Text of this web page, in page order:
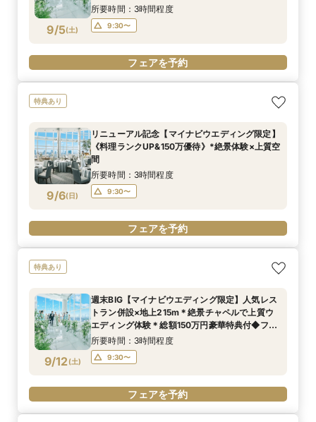
9/5(土)
ア
所要時間：3時間程度
9:30〜
フェアを予約
特典あり
9/6(日)
リニューアル記念【マイナビウエディング限定】
《料理ランクUP&150万優待》*絶景体験×上質空
間
所要時間：3時間程度
9:30〜
フェアを予約
特典あり
9/12(土)
週末BIG【マイナビウエディング限定】人気レス
トラン併設×地上215m＊絶景チャペルで上質ウ
エディング体験＊総額150万円豪華特典付◆フェ
ア
所要時間：3時間程度
9:30〜
フェアを予約